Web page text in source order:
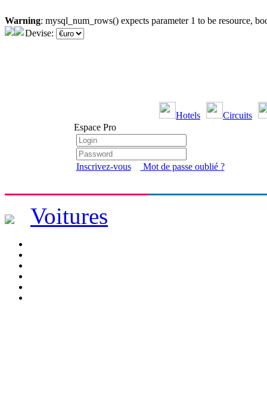
Warning: mysql_num_rows() expects parameter 1 to be resource,
Devise:
Hotels
Circuits
Espace Pro
Inscrivez-vous Mot de passe oublié ?
Voitures